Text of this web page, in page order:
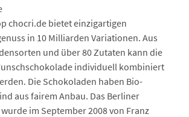
chocri.de bietet einzigartigen
in 10 Milliarden Variationen. Aus
und über 80 Zutaten kann die
individuell kombiniert
Die Schokoladen haben Bio-
aus fairem Anbau. Das Berliner
im September 2008 von Franz